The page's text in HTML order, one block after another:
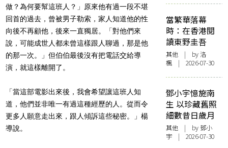
做？為何要幫這班人？」原來他有過一段不堪
回首的過去，曾被男子勒索，家人知道他的性
向後不再顧他，後來一直獨居。「對他們來
說，可能成世人都未曾這樣跟人聊過，那是他
的那一次。」但伯伯最後沒有把電話交給導
演，就這樣離開了。
「當這部電影出來後，我會希望讓這班人知
道，他們並非唯一有過這種經歷的人。從而令
更多人願意走出來，跟人傾訴這些秘密。」楊
導說。
當繁華落幕
時：在香港閱
讀東野圭吾
其他 | by洛
楓 | 2026-07-30
鄧小宇憶施南
生 以珍藏舊照
細數昔日歲月
其他 | by 鄧小
宇 | 2026-07-30